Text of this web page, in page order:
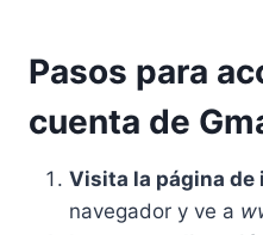
Pasos para
cuenta de
Visita la página de
navegador y ve a